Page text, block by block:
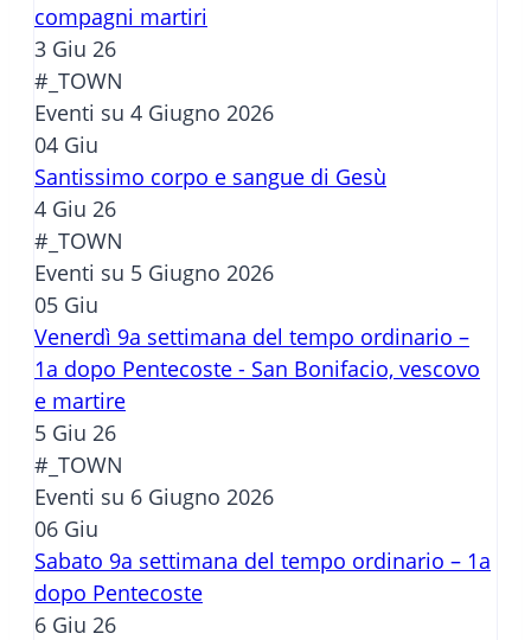
compagni martiri
3 Giu 26
#_TOWN
Eventi su 4 Giugno 2026
04 Giu
Santissimo corpo e sangue di Gesù
4 Giu 26
#_TOWN
Eventi su 5 Giugno 2026
05 Giu
Venerdì 9a settimana del tempo ordinario –
1a dopo Pentecoste - San Bonifacio, vescovo
e martire
5 Giu 26
#_TOWN
Eventi su 6 Giugno 2026
06 Giu
Sabato 9a settimana del tempo ordinario – 1a
dopo Pentecoste
6 Giu 26